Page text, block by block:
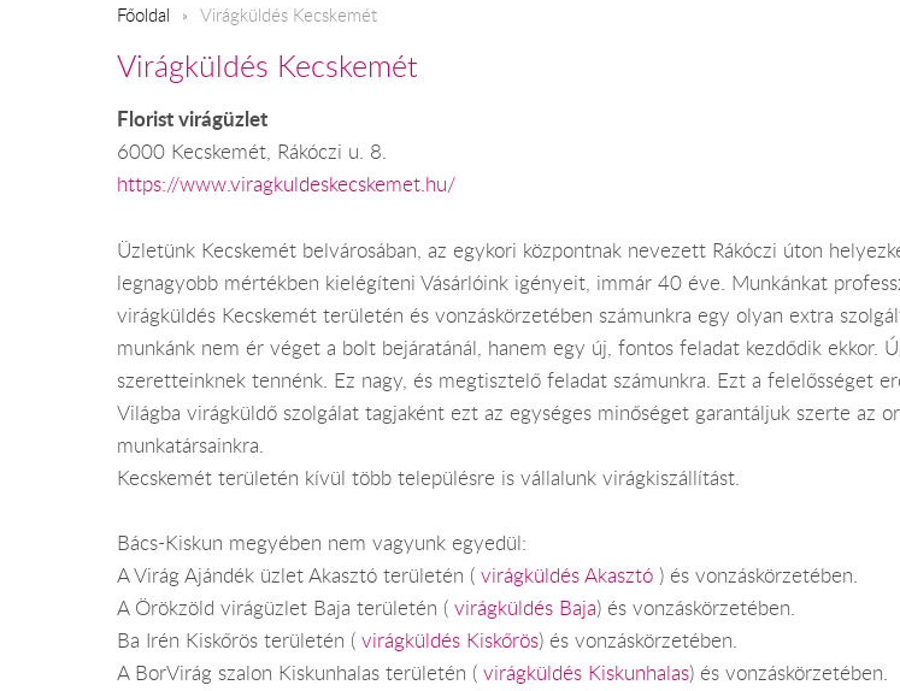
Főoldal Virágküldés Kecskemét
Virágküldés Kecskemét
Florist virágüzlet
6000 Kecskemét, Rákóczi u. 8.
https://www.viragkuldeskecskemet.hu/
Üzletünk Kecskemét belvárosában, az egykori központnak nevezett Rákóczi úton
legnagyobb mértékben kielégíteni Vásárlóink igényeit, immár 40 éve. Munkánkat
virágküldés Kecskemét területén és vonzáskörzetében számunkra egy olyan extra
munkánk nem ér véget a bolt bejáratánál, hanem egy új, fontos feladat kezdődik ekkor.
szeretteinknek tennénk. Ez nagy, és megtisztelő feladat számunkra. Ezt a felelősséget
Világba virágküldő szolgálat tagjaként ezt az egységes minőséget garantáljuk szerte az
munkatársainkra.
Kecskemét területén kívül több településre is vállalunk virágkiszállítást.
Bács-Kiskun megyében nem vagyunk egyedül:
A Virág Ajándék üzlet Akasztó területén ( virágküldés Akasztó ) és vonzáskörzetében.
A Örökzöld virágüzlet Baja területén ( virágküldés Baja) és vonzáskörzetében.
Ba Irén Kiskőrös területén ( virágküldés Kiskőrös) és vonzáskörzetében.
A BorVirág szalon Kiskunhalas területén ( virágküldés Kiskunhalas) és vonzáskörzetében.